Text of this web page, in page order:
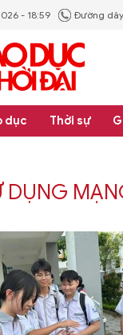
- 18:59 Đường
dục Thời sự
DỤNG